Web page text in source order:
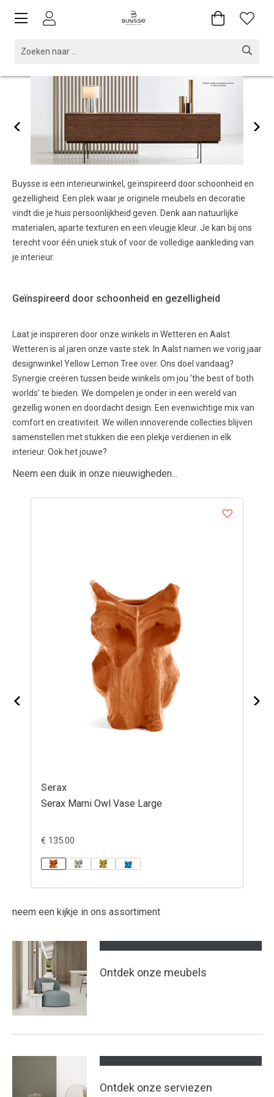
Buysse is een interieurwinkel, geïnspireerd door schoonheid en
gezelligheid. Een plek waar je originele meubels en decoratie
vindt die je huis persoonlijkheid geven. Denk aan natuurlijke
materialen, aparte texturen en een vleugje kleur. Je kan bij ons
terecht voor één uniek stuk of voor de volledige aankleding van
je interieur.
Geïnspireerd door schoonheid en gezelligheid
Laat je inspireren door onze winkels in Wetteren en Aalst.
Wetteren is al jaren onze vaste stek. In Aalst namen we vorig jaar
designwinkel Yellow Lemon Tree over. Ons doel vandaag?
Synergie creëren tussen beide winkels om jou ‘the best of both
worlds’ te bieden. We dompelen je onder in een wereld van
gezellig wonen en doordacht design. Een evenwichtige mix van
comfort en creativiteit. We willen innoverende collecties blijven
samenstellen met stukken die een plekje verdienen in elk
interieur. Ook het jouwe?
Neem een duik in onze nieuwigheden...
Serax
Serax Marni Owl Vase Large
€ 135.00
neem een kijkje in ons assortiment
Ontdek onze meubels
Ontdek onze serviezen